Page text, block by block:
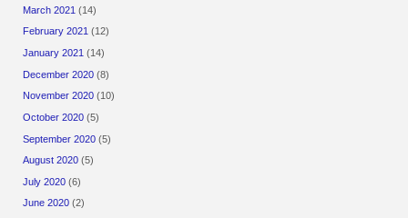
March 2021 (14)
February 2021 (12)
January 2021 (14)
December 2020 (8)
November 2020 (10)
October 2020 (5)
September 2020 (5)
August 2020 (5)
July 2020 (6)
June 2020 (2)